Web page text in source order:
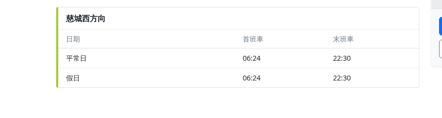
慈城西方向
日期 首班車 末班車
平常日 06:24 22:30
假日 06:24 22:30